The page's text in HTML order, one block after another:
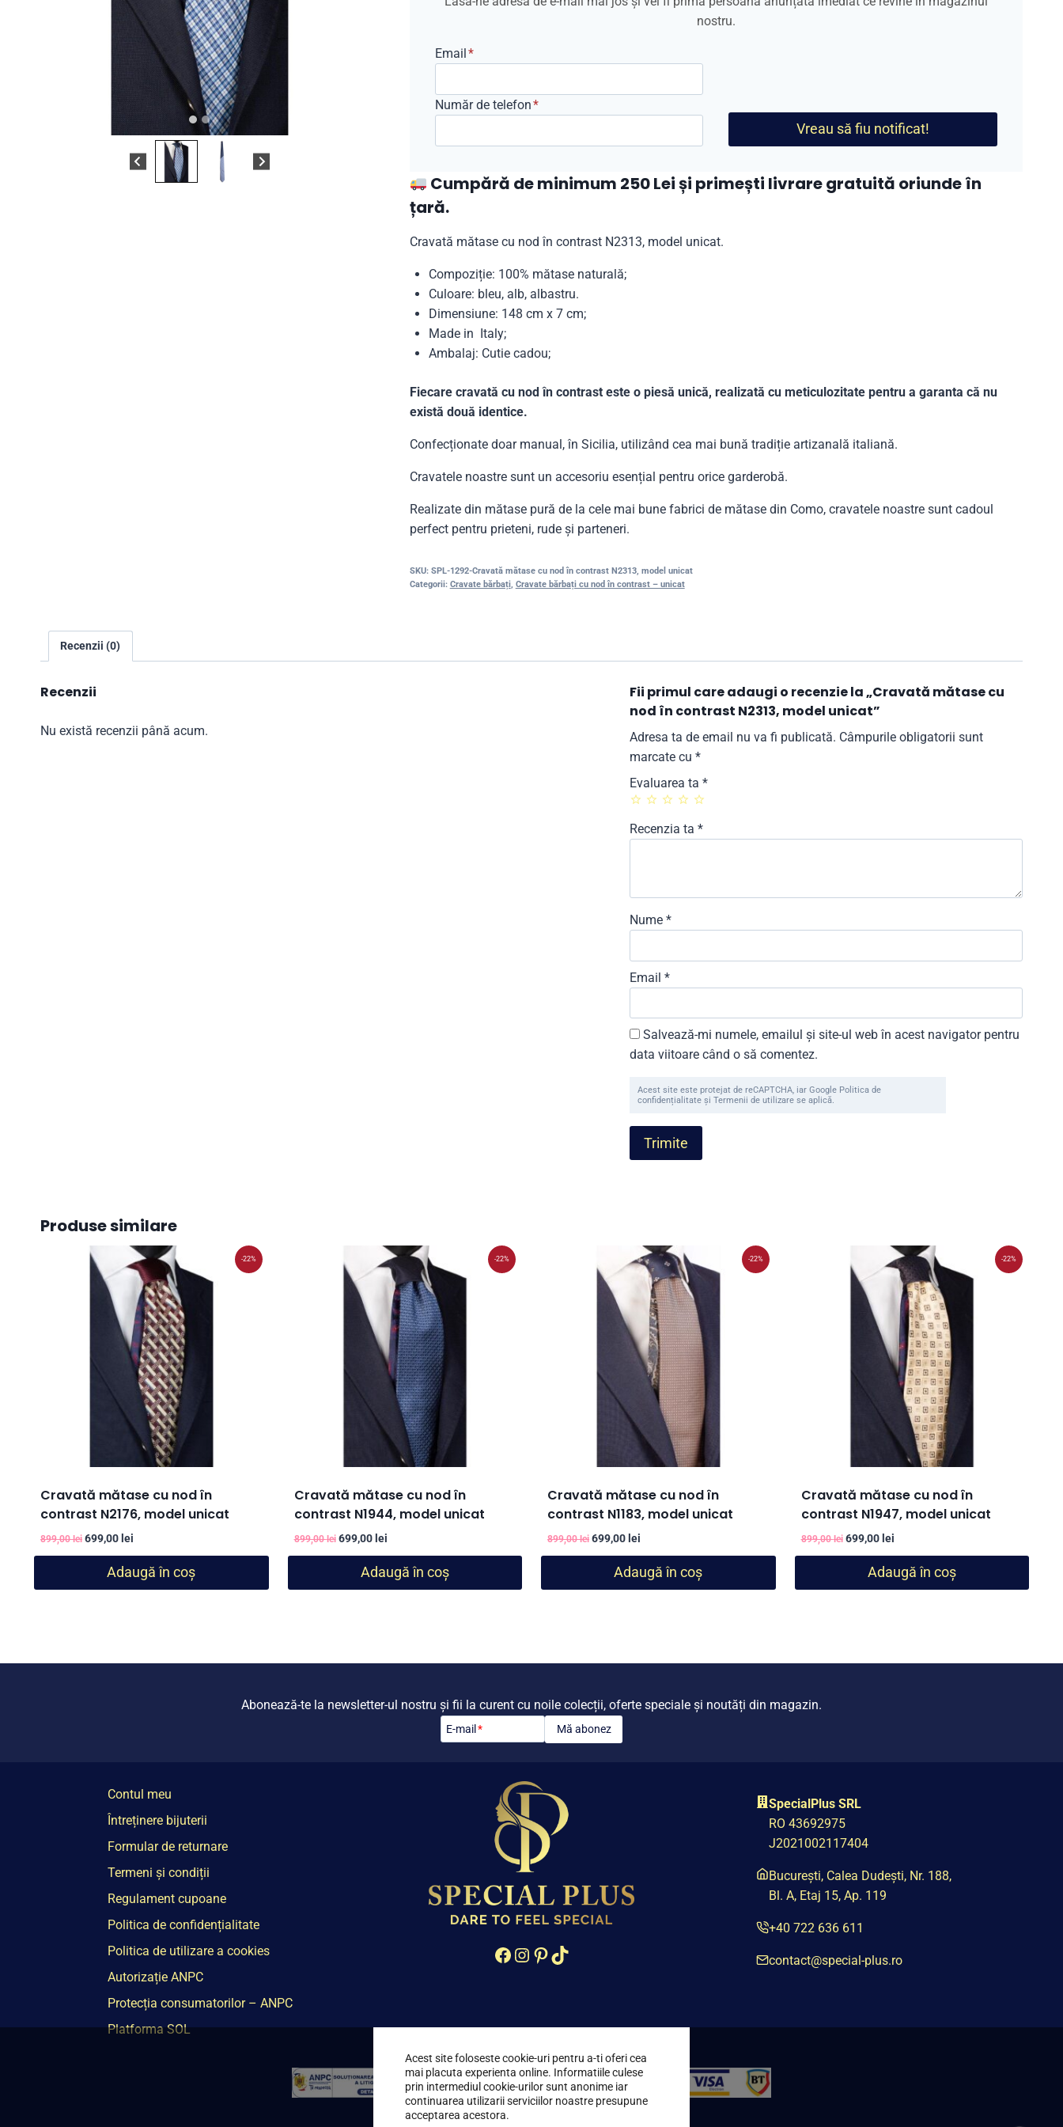
nostru.
Email*
Număr de telefon*
Vreau să fiu notificat!
Cumpără de minimum 250 Lei și primești livrare gratuită oriunde în
țară.
Cravată mătase cu nod în contrast N2313, model unicat.
Compoziție: 100% mătase naturală;
Culoare: bleu, alb, albastru.
Dimensiune: 148 cm x 7 cm;
Made in Italy;
Ambalaj: Cutie cadou;
Fiecare cravată cu nod în contrast este o piesă unică, realizată cu meticulozitate pentru a garanta că nu
există două identice.
Confecționate doar manual, în Sicilia, utilizând cea mai bună tradiție artizanală italiană.
Cravatele noastre sunt un accesoriu esențial pentru orice garderobă.
Realizate din mătase pură de la cele mai bune fabrici de mătase din Como, cravatele noastre sunt cadoul
perfect pentru prieteni, rude și parteneri.
SKU: SPL-1292-Cravată mătase cu nod în contrast N2313, model unicat
Categorii: Cravate bărbați, Cravate bărbați cu nod în contrast – unicat
Recenzii (0)
Recenzii
Nu există recenzii până acum.
Fii primul care adaugi o recenzie la „Cravată mătase cu
nod în contrast N2313, model unicat”
Adresa ta de email nu va fi publicată. Câmpurile obligatorii sunt
marcate cu*
Evaluarea ta*
Recenzia ta*
Nume*
Email*
Salvează-mi numele, emailul și site-ul web în acest navigator pentru
data viitoare când o să comentez.
Acest site este protejat de reCAPTCHA, iar Google Politica de
confidențialitate și Termenii de utilizare se aplică.
Produse similare
-22%
Cravată mătase cu nod în
contrast N2176, model unicat
899,00lei Prețul
inițial
fost:
699,00 lei
curent
este:
699,00 lei.
Adaugă în coș
-22%
Cravată mătase cu nod în
contrast N1944, model unicat
899,00lei Prețul
inițial
fost:
699,00 leiPrețul
curent
este:
699,00 lei.
Adaugă în coș
-22%
Cravată mătase cu nod în
contrast N1183, model unicat
899,00lei Prețul
inițial
fost:
699,00 lei
curent
este:
699,00 lei.
Adaugă în coș
-22%
Cravată mătase cu nod în
contrast N1947, model unicat
899,00lei Prețul
inițial
fost:
699,00 leiPrețul
curent
este:
699,00 lei.
Adaugă în coș
Abonează-te la newsletter-ul nostru și fii la curent cu noile colecții, oferte speciale și noutăți din magazin.
E-mail* Mă abonez
Contul meu
Întreținere bijuterii
Formular de returnare
Termeni și condiții
Regulament cupoane
Politica de confidențialitate
Politica de utilizare a cookies
Autorizație ANPC
Protecția consumatorilor – ANPC
Platforma SOL
Facebook
Instagram
Pinterest
TikTok
SpecialPlus SRL
RO 43692975
J2021002117404
București, Calea Dudești, Nr. 188,
Bl. A, Etaj 15, Ap. 119
+40 722 636 611
contact@special-plus.ro
Acest site foloseste cookie-uri pentru a-ti oferi cea
mai placuta experienta online. Informatiile culese
prin intermediul cookie-urilor sunt anonime iar
continuarea utilizarii serviciilor noastre presupune
acceptarea acestora.